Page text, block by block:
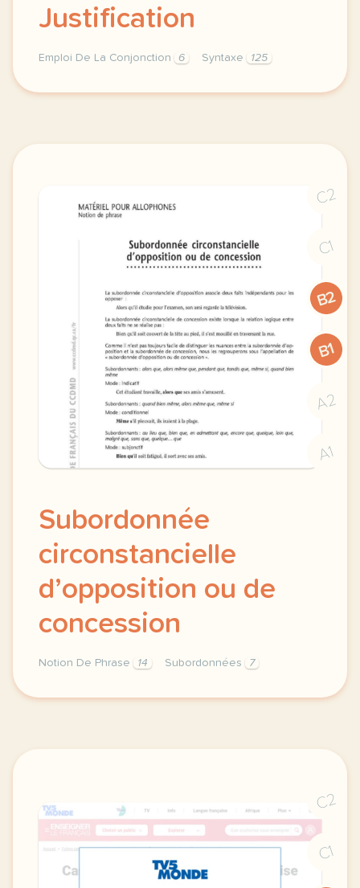
Justification
Emploi De La Conjonction 6 Syntaxe 125
subordination avec l indicatif coherence
C2
C1
B2
B1
A2
A1
Subordonnée
circonstancielle
d’opposition ou de
concession
Notion De Phrase 14 Subordonnées 7
subordonnee circonstancielle materiel pour
C2
C1